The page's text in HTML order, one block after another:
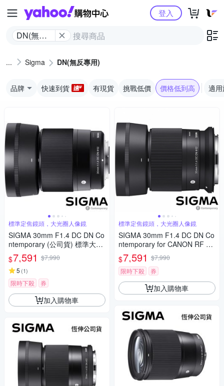
Yahoo購物中心
DN(無反
登入
Sigma DN(無反專用)
品牌 快速到貨 有現貨 挑戰低價 價格低到高 適
標準定焦鏡頭，大光圈人像鏡
SIGMA 30mm F1.4 DC DN Co
ntemporary (公司貨) 標準大光
圈定焦鏡頭 人像鏡 APS-C 無反
微單眼專用鏡頭
$7,591 $7,990
5 (1)
限時下殺 券
加入購物車
標準定焦鏡頭，大光圈人像鏡
SIGMA 30mm F1.4 DC DN Co
ntemporary for CANON RF 接
環 (公司貨) 標準大光圈定焦鏡
人像鏡 APS-C 無反微單眼專用
鏡頭
$7,591 $7,990
限時下殺
券
加入購物車